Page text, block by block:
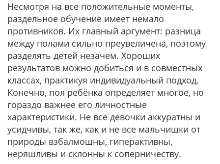
Несмотря на все положительные моменты,
раздельное обучение имеет немало
противников. Их главный аргумент: разница
между полами сильно преувеличена, поэтому
разделять детей незачем. Хороших
результатов можно добиться и в совместных
классах, практикуя индивидуальный подход.
Конечно, пол ребёнка определяет многое, но
гораздо важнее его личностные
характеристики. Не все девочки аккуратны и
усидчивы, так же, как и не все мальчишки от
природы взбалмошны, гиперактивны,
неряшливы и склонны к соперничеству.